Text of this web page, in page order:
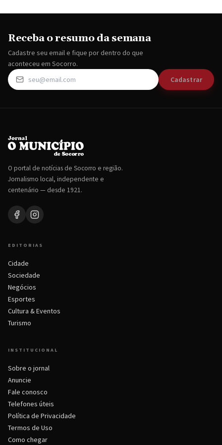
Receba o resumo da semana
Cadastre seu email e fique por dentro do que
aconteceu em Socorro.
Cadastrar
O portal de notícias de Socorro e região.
Jornalismo local, independente e
centenário — desde 1921.
EDITORIAS
Cidade
Sociedade
Negócios
Esportes
Cultura & Eventos
Turismo
INSTITUCIONAL
Sobre o jornal
Anuncie
Fale conosco
Telefones úteis
Política de Privacidade
Termos de Uso
Como chegar